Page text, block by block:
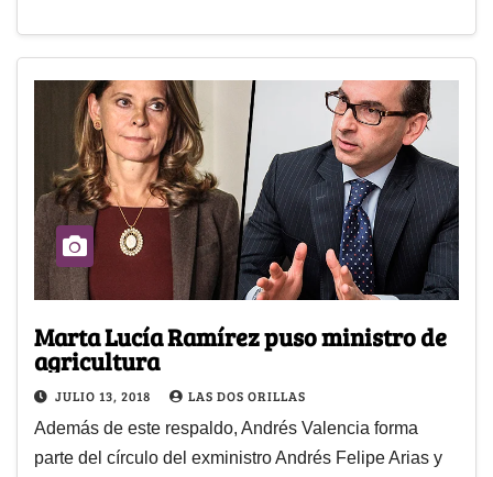
Marta Lucía Ramírez puso ministro de
agricultura
JULIO 13, 2018 LAS DOS ORILLAS
Además de este respaldo, Andrés Valencia forma
parte del círculo del exministro Andrés Felipe Arias y